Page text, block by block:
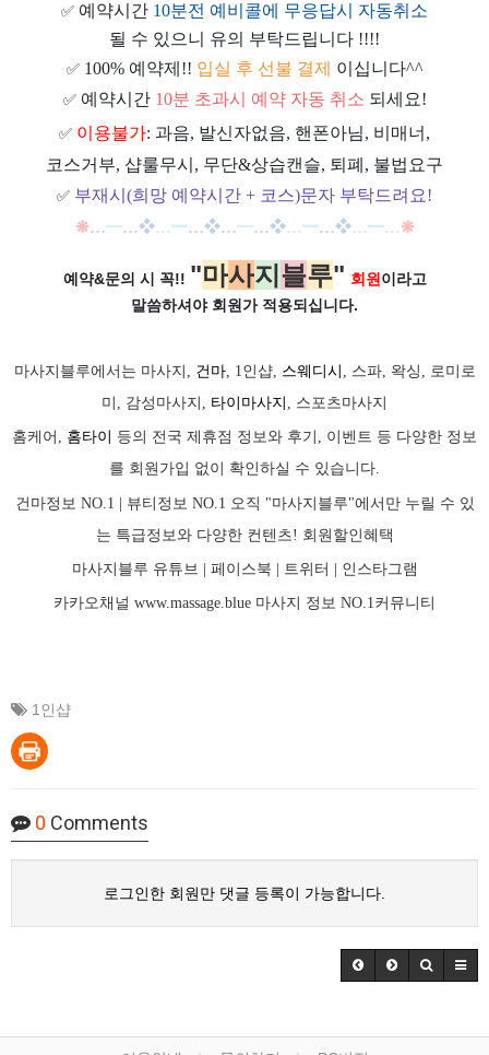
✅ 예약시간 10분전 예비콜에 무응답시 자동취소
될 수 있으니 유의 부탁드립니다 !!!!
✅ 100% 예약제!! 입실 후 선불 결제 이십니다^^
✅ 예약시간 10분 초과시 예약 자동 취소 되세요!
✅ 이용불가: 과음, 발신자없음, 핸폰아님, 비매너,
코스거부, 샵룰무시, 무단&상습캔슬, 퇴폐, 불법요구
✅ 부재시(희망 예약시간 + 코스)문자 부탁드려요!
❋…━…❖…━…❖…━…❖…━…❖…━…❋
예약&문의 시 꼭!! "마사지 블루" 회원 이라고
말씀하셔야 회원가 적용되십니다.
마사지블루에서는 마사지, 건마, 1인샵, 스웨디시 , 스파, 왁싱, 로미로
미, 감성마사지, 타이마사지 , 스포츠마사지
홈케어, 홈타이
등의 전국 제휴점 정보와 후기, 이벤트 등 다양한 정보
를 회원가입 없이 확인하실 수 있습니다.
건마정보 NO.1 | 뷰티정보 NO.1 오직 "마사지블루"에서만 누릴 수 있
는 특급정보와 다양한 컨텐츠! 회원할인혜택
마사지블루 유튜브 | 페이스북 | 트위터 | 인스타그램
카카오채널 www.massage.blue 마사지 정보 NO.1커뮤니티
1인샵
0 Comments
로그인한 회원만 댓글 등록이 가능합니다.